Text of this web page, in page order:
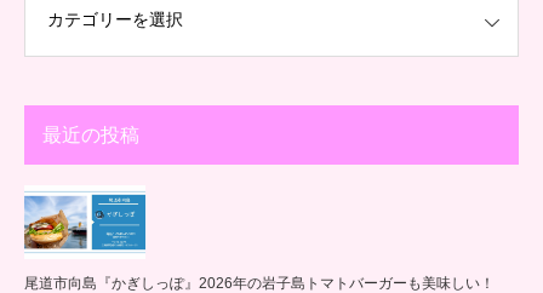
最近の投稿
尾道市向島『かぎしっぽ』2026年の岩子島トマトバーガーも美味しい！